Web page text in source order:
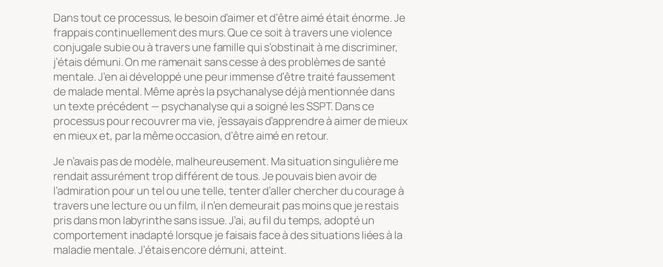
Dans tout ce processus, le besoin d’aimer et d’être aimé était énorme. Je
frappais continuellement des murs. Que ce soit à travers une violence
conjugale subie ou à travers une famille qui s’obstinait à me discriminer,
j’étais démuni. On me ramenait sans cesse à des problèmes de santé
mentale. J’en ai développé une peur immense d’être traité faussement
de malade mental. Même après la psychanalyse déjà mentionnée dans
un texte précédent — psychanalyse qui a soigné les SSPT. Dans ce
processus pour recouvrer ma vie, j’essayais d’apprendre à aimer de mieux
en mieux et, par la même occasion, d’être aimé en retour.
Je n’avais pas de modèle, malheureusement. Ma situation singulière me
rendait assurément trop différent de tous. Je pouvais bien avoir de
l’admiration pour un tel ou une telle, tenter d’aller chercher du courage à
travers une lecture ou un film, il n’en demeurait pas moins que je restais
pris dans mon labyrinthe sans issue. J’ai, au fil du temps, adopté un
comportement inadapté lorsque je faisais face à des situations liées à la
maladie mentale. J’étais encore démuni, atteint.